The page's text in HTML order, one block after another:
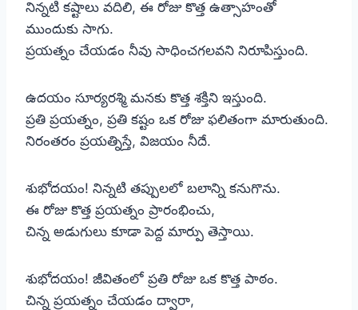
నిన్నటి కష్టాలు వదిలి, ఈ రోజు కొత్త ఉత్సాహంతో
ముందుకు సాగు.
ప్రయత్నం చేయడం నీవు సాధించగలవని నిరూపిస్తుంది.
ఉదయం సూర్యరశ్మి మనకు కొత్త శక్తిని ఇస్తుంది.
ప్రతి ప్రయత్నం, ప్రతి కష్టం ఒక రోజు ఫలితంగా మారుతుంది.
నిరంతరం ప్రయత్నిస్తే, విజయం నీదే.
శుభోదయం! నిన్నటి తప్పులలో బలాన్ని కనుగొను.
ఈ రోజు కొత్త ప్రయత్నం ప్రారంభించు,
చిన్న అడుగులు కూడా పెద్ద మార్పు తెస్తాయి.
శుభోదయం! జీవితంలో ప్రతి రోజు ఒక కొత్త పాఠం.
చిన్న ప్రయత్నం చేయడం ద్వారా,